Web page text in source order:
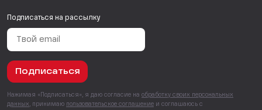
Подписаться на рассылку
Подписаться
Нажимая «Подписаться», я даю согласие на обработку своих персональных
данных , принимаю пользовательское соглашение и соглашаюсь с